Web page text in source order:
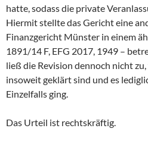
hatte, sodass die private
Hiermit stellte das Gericht eine
Finanzgericht Münster in einem
1891/14 F, EFG 2017, 1949 –
ließ die Revision dennoch nicht
insoweit geklärt sind und es
Einzelfalls ging.
Das Urteil ist rechtskräftig.